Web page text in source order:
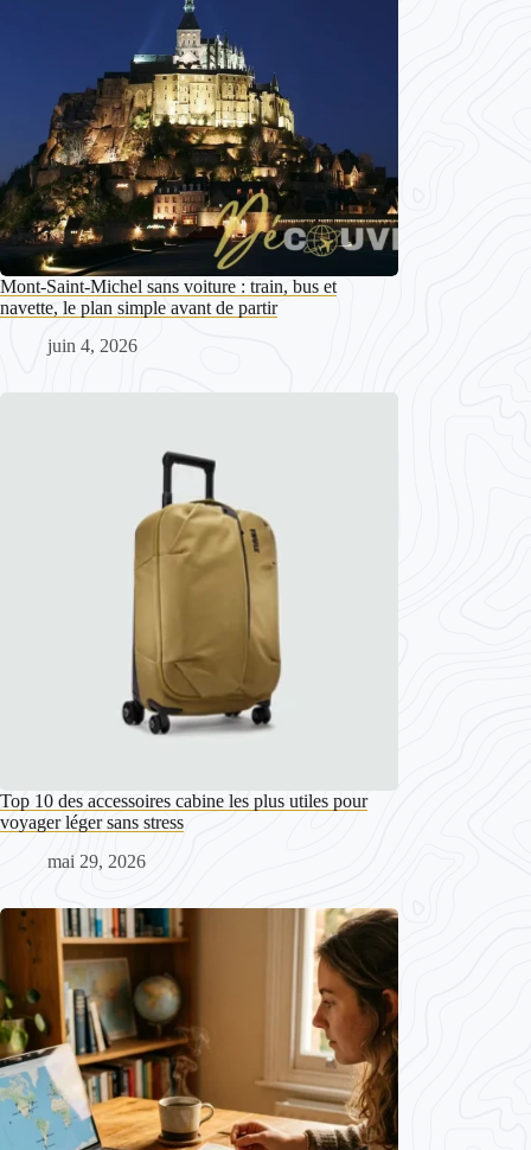
Mont-Saint-Michel sans voiture : train, bus et
navette, le plan simple avant de partir
juin 4, 2026
Top 10 des accessoires cabine les plus utiles pour
voyager léger sans stress
mai 29, 2026